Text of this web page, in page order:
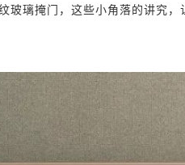
玻璃掩门，这些小角落的讲究